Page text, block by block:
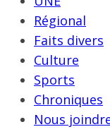
Régional
Faits divers
Culture
Sports
Chroniques
Nous